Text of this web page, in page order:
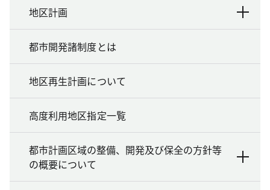
地区計画
都市開発諸制度とは
地区再生計画について
高度利用地区指定一覧
都市計画区域の整備、開発及び保全の方針等
の概要について